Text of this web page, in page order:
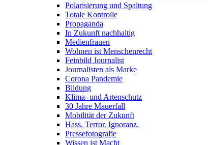
Polarisierung und Spaltung
Totale Kontrolle
Propaganda
In Zukunft nachhaltig
Medienfrauen
Wohnen ist Menschenrecht
Feinbild Journalist
Journalisten als Marke
Corona Pandemie
Bildung
Klima- und Artenschutz
30 Jahre Mauerfall
Mobilität der Zukunft
Hass. Terror. Ignoranz.
Pressefotografie
Wissen ist Macht